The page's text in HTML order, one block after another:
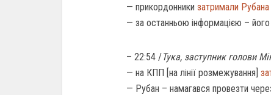
— прикордонники затримали
— за останньою інформацією –
– 22:54 /Тука, заступник голови
— на КПП [на лінії розмежування]
— Рубан – намагався провезти